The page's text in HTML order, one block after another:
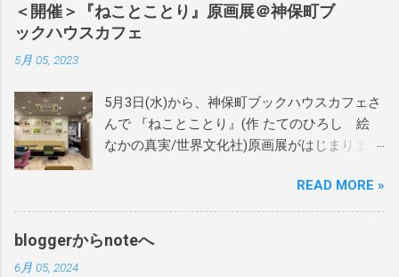
＜開催＞『ねことことり』原画展＠神保町ブ
ックハウスカフェ
5月 05, 2023
5月3日(水)から、神保町ブックハウスカフェさ
んで 『ねことことり』(作 たてのひろし 絵
なかの真実/世界文化社)原画展がはじまりまし
近藤えりさんに設営をお手伝いをいただき、
あれよあれよという間にテキパキと綺麗に飾
りつけしていただきました。 本当にありがと
READ MORE »
bloggerからnoteへ
6月 05, 2024